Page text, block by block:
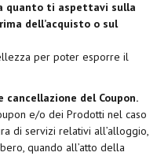
quanto ti aspettavi sulla
dell’acquisto o sul
per poter esporre il
del Coupon.
e/o dei Prodotti nel caso
di servizi relativi all’alloggio,
quando all’atto della